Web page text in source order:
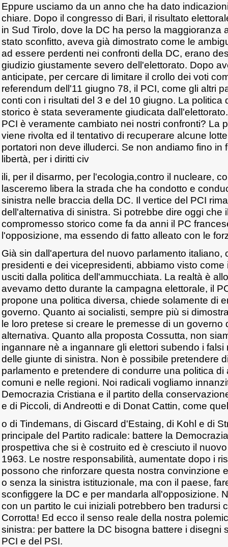
Eppure usciamo da un anno che ha dato
chiare. Dopo il congresso di Bari, il risultato
in Sud Tirolo, dove la DC ha perso la maggioranza
stato sconfitto, aveva già dimostrato come le
ad essere perdenti nei confronti della DC, erano
giudizio giustamente severo dell'elettorato. Dopo
anticipate, per cercare di limitare il crollo dei voti
referendum dell'11 giugno 78, il PCI, come gli altri
conti con i risultati del 3 e del 10 giugno. La politica
storico è stata severamente giudicata
PCI è veramente cambiato nei nostri confronti? La
viene rivolta ed il tentativo di recuperare alcune
portatori non deve illuderci. Se non andiamo fino in
libertà, per i diritti civ
ili, per il disarmo, per l'ecologia,contro il nucleare,
lasceremo libera la strada che ha condotto e
sinistra nelle braccia della DC. Il vertice del PCI
dell'alternativa di sinistra. Si potrebbe dire oggi che
compromesso storico come fa da anni il PC
l'opposizione, ma essendo di fatto alleato con le
Già sin dall'apertura del nuovo parlamento italiano,
presidenti e dei vicepresidenti, abbiamo visto
usciti dalla politica dell'ammucchiata. La realtà è
avevamo detto durante la campagna elettorale, il
propone una politica diversa, chiede solamente di
governo. Quanto ai socialisti, sempre più si
le loro pretese si creare le premesse di un governo
alternativa. Quanto alla proposta Cossutta, non
ingannare nè a ingannare gli elettori subendo i falsi
delle giunte di sinistra. Non è possibile pretendere
parlamento e pretendere di condurre una politica di
comuni e nelle regioni. Noi radicali vogliamo
Democrazia Cristiana e il partito della
e di Piccoli, di Andreotti e di Donat Cattin, come
o di Tindemans, di Giscard d'Estaing, di Kohl e di
principale del Partito radicale: battere la
prospettiva che si è costruito ed è cresciuto il
1963. Le nostre responsabilità, aumentate dopo i
possono che rinforzare questa nostra convinzione
o senza la sinistra istituzionale, ma con il paese,
sconfiggere la DC e per mandarla all'opposizione.
con un partito le cui iniziali potrebbero ben tradursi
Corrotta! Ed ecco il senso reale della nostra
sinistra: per battere la DC bisogna battere i disegni
PCI e del PSI.